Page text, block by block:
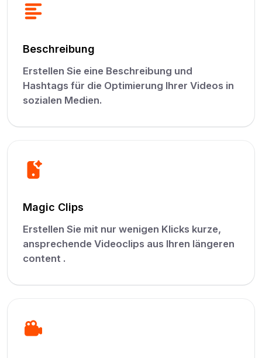
Beschreibung
Erstellen Sie eine Beschreibung und
Hashtags für die Optimierung Ihrer Videos in
sozialen Medien.
Magic Clips
Erstellen Sie mit nur wenigen Klicks kurze,
ansprechende Videoclips aus Ihren längeren
content .